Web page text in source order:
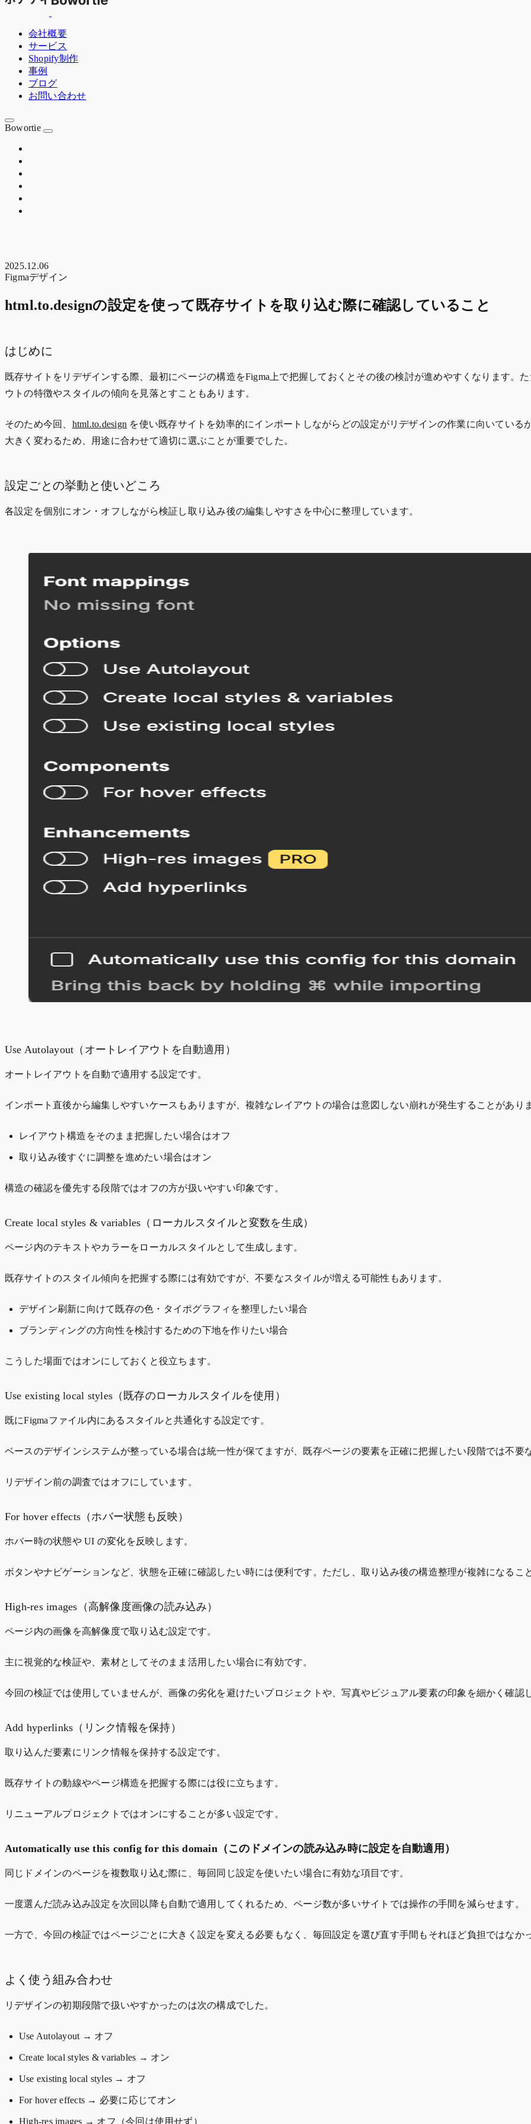
会社概要
サービス
Shopify制作
事例
ブログ
お問い合わせ
Bowortie
2025.12.06
Figmaデザイン
html.to.designの設定を使って既存サイトを取り込む際に確認していること
はじめに
既存サイトをリデザインする際、最初にページの構造をFigma上で把握しておくとその後の検討が進めやすくなります。
ウトの特徴やスタイルの傾向を見落とすこともあります。
そのため今回、 html.to.design を使い既存サイトを効率的にインポートしながらどの設定がリデザインの作業に向いてい
大きく変わるため、用途に合わせて適切に選ぶことが重要でした。
設定ごとの挙動と使いどころ
各設定を個別にオン・オフしながら検証し取り込み後の編集しやすさを中心に整理しています。
Use Autolayout（オートレイアウトを自動適用）
オートレイアウトを自動で適用する設定です。
インポート直後から編集しやすいケースもありますが、複雑なレイアウトの場合は意図しない崩れが発生することがあり
レイアウト構造をそのまま把握したい場合はオフ
取り込み後すぐに調整を進めたい場合はオン
構造の確認を優先する段階ではオフの方が扱いやすい印象です。
Create local styles & variables（ローカルスタイルと変数を生成）
ページ内のテキストやカラーをローカルスタイルとして生成します。
既存サイトのスタイル傾向を把握する際には有効ですが、不要なスタイルが増える可能性もあります。
デザイン刷新に向けて既存の色・タイポグラフィを整理したい場合
ブランディングの方向性を検討するための下地を作りたい場合
こうした場面ではオンにしておくと役立ちます。
Use existing local styles（既存のローカルスタイルを使用）
既にFigmaファイル内にあるスタイルと共通化する設定です。
ベースのデザインシステムが整っている場合は統一性が保てますが、既存ページの要素を正確に把握したい段階では不要
リデザイン前の調査ではオフにしています。
For hover effects（ホバー状態も反映）
ホバー時の状態や UI の変化を反映します。
ボタンやナビゲーションなど、状態を正確に確認したい時には便利です。ただし、取り込み後の構造整理が複雑になる
High-res images（高解像度画像の読み込み）
ページ内の画像を高解像度で取り込む設定です。
主に視覚的な検証や、素材としてそのまま活用したい場合に有効です。
今回の検証では使用していませんが、画像の劣化を避けたいプロジェクトや、写真やビジュアル要素の印象を細かく確認
Add hyperlinks（リンク情報を保持）
取り込んだ要素にリンク情報を保持する設定です。
既存サイトの動線やページ構造を把握する際には役に立ちます。
リニューアルプロジェクトではオンにすることが多い設定です。
Automatically use this config for this domain（このドメインの読み込み時に設定を自動適用）
同じドメインのページを複数取り込む際に、毎回同じ設定を使いたい場合に有効な項目です。
一度選んだ読み込み設定を次回以降も自動で適用してくれるため、ページ数が多いサイトでは操作の手間を減らせます。
一方で、今回の検証ではページごとに大きく設定を変える必要もなく、毎回設定を選び直す手間もそれほど負担ではなか
よく使う組み合わせ
リデザインの初期段階で扱いやすかったのは次の構成でした。
Use Autolayout → オフ
Create local styles & variables → オン
Use existing local styles → オフ
For hover effects → 必要に応じてオン
High-res images → オフ（今回は使用せず）